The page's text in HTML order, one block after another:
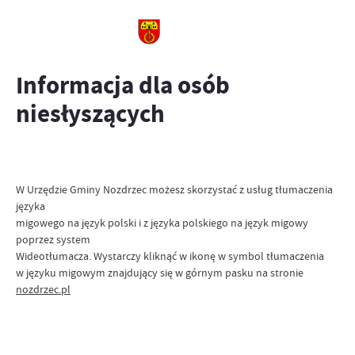
Informacja dla osób
niesłyszących
W Urzędzie Gminy Nozdrzec możesz skorzystać z usług tłumaczenia
języka
migowego na język polski i z języka polskiego na język migowy
poprzez system
Wideotłumacza. Wystarczy kliknąć w ikonę w symbol tłumaczenia
w języku migowym znajdujący się w górnym pasku na stronie
nozdrzec.pl